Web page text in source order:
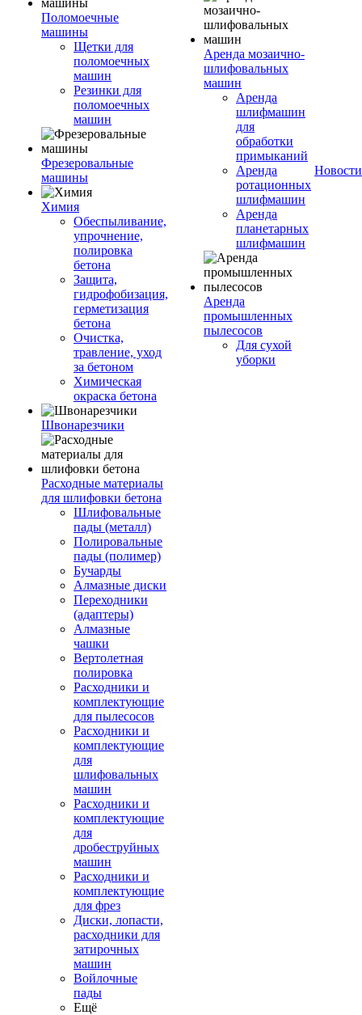
Поломоечные
машины
Щетки для
поломоечных
машин
Резинки для
поломоечных
машин
Фрезеровальные
машины
Химия
Обеспыливание,
упрочнение,
полировка
бетона
Защита,
гидрофобизация,
герметизация
бетона
Очистка,
травление, уход
за бетоном
Химическая
окраска бетона
Швонарезчики
Расходные материалы
для шлифовки бетона
Шлифовальные
пады (металл)
Полировальные
пады (полимер)
Бучарды
Алмазные диски
Переходники
(адаптеры)
Алмазные
чашки
Вертолетная
полировка
Расходники и
комплектующие
для пылесосов
Расходники и
комплектующие
для
шлифовальных
машин
Расходники и
комплектующие
для
дробеструйных
машин
Расходники и
комплектующие
для фрез
Диски, лопасти,
расходники для
затирочных
машин
Войлочные
пады
Ещё
Аренда мозаично-
шлифовальных
машин
Аренда
шлифмашин
для
обработки
примыканий
Аренда
ротационных
шлифмашин
Аренда
планетарных
шлифмашин
Аренда
промышленных
пылесосов
Для сухой
уборки
Новости